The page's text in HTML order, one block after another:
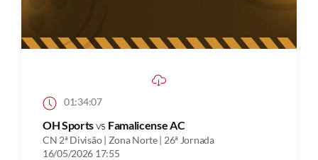
01:34:07
OH Sportsvs Famalicense AC
CN 2ª Divisão | Zona Norte | 26ª Jornada
16/05/2026 17:55